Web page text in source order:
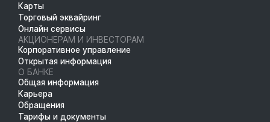
Карты
Торговый эквайринг
Онлайн сервисы
АКЦИОНЕРАМ И ИНВЕСТОРАМ
Корпоративное управление
Открытая информация
О БАНКЕ
Общая информация
Карьера
Обращения
Тарифы и документы